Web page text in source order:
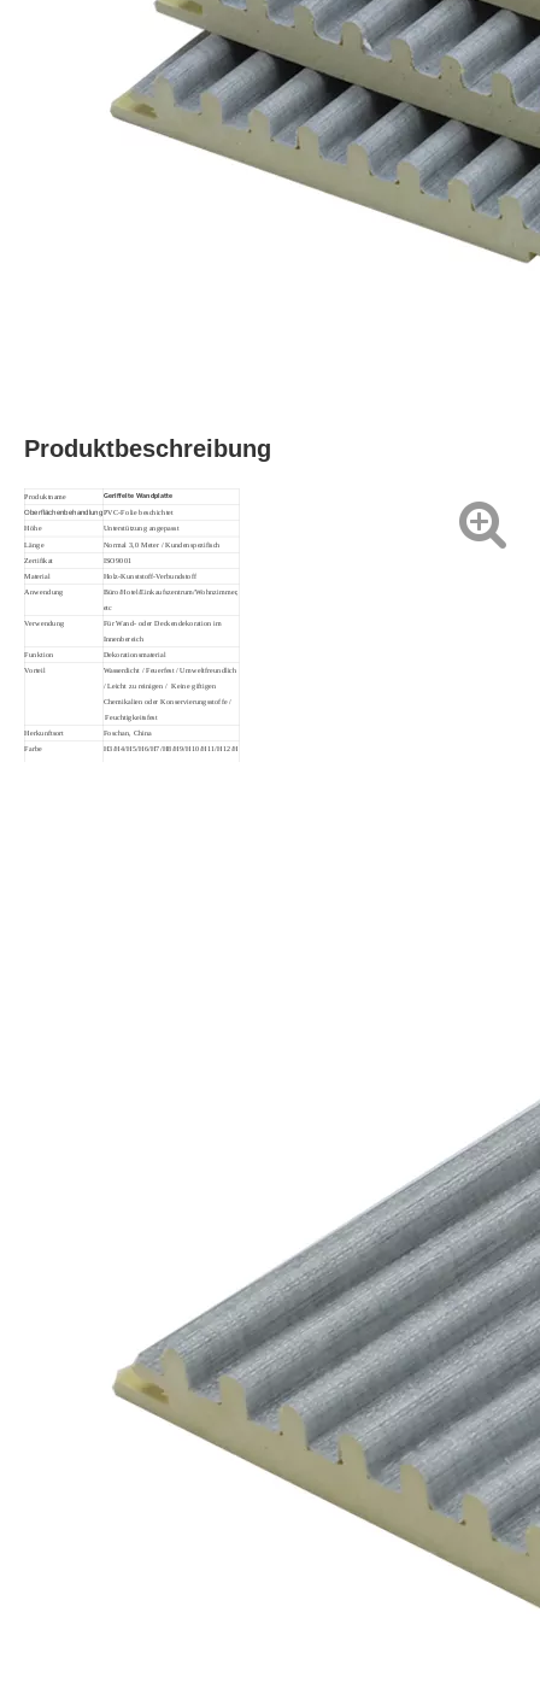
Produktbeschreibung
Produktname Geriffelte Wandplatte
OberflächenbehandlungPVC-Folie beschichtet
Höhe
Unterstützung angepasst
Länge
Normal 3,0 Meter / Kundenspezifisch
Zertifikat
ISO9001
Material
Holz-Kunststoff-Verbundstoff
Anwendung
Büro/Hotel/Einkaufszentrum/Wohnzimmer,
etc
Verwendung
Für Wand- oder Deckendekoration im
Innenbereich
Funktion
Dekorationsmaterial
Vorteil
Wasserdicht / Feuerfest / Umweltfreundlich
/ Leicht zu reinigen / Keine giftigen
Chemikalien oder Konservierungsstoffe /
Feuchtigkeitsfest
Herkunftsort
Foschan, China
Farbe
H3/H4/H5/H6/H7/H8/H9/H10/H11/H12/H